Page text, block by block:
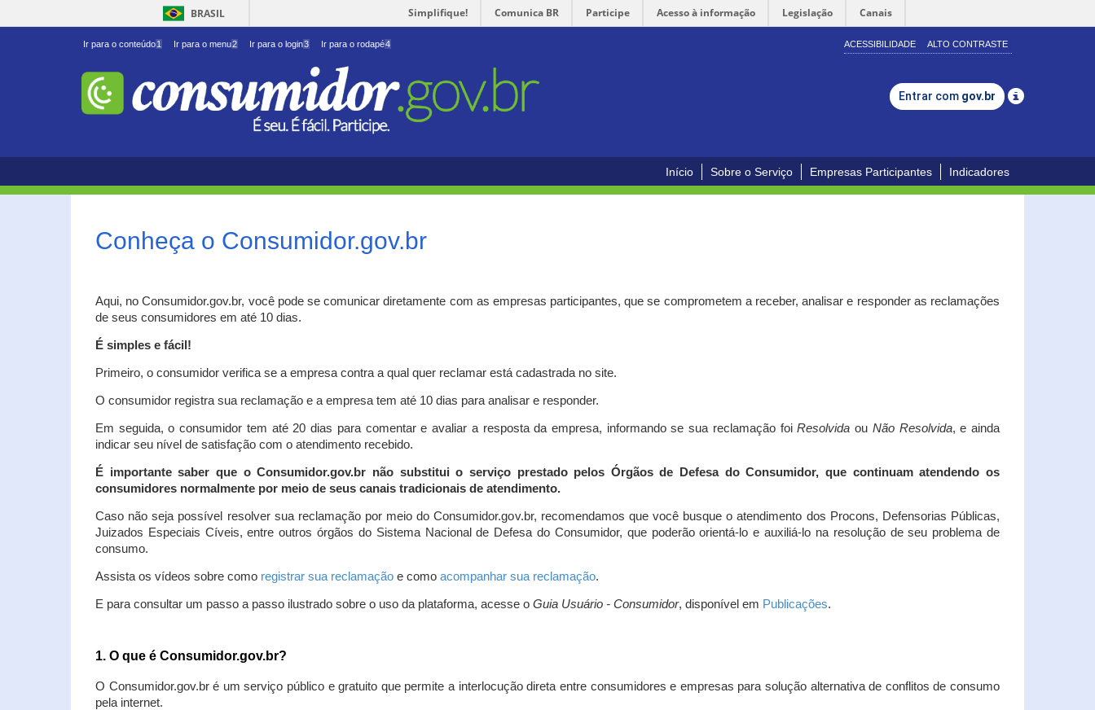
BRASIL Simplifique! Comunica BR Participe Acesso à informação Legislação Canais
Ir para o conteúdo1 Ir para o menu2 Ir para o login3 Ir para o rodapé4 ACESSIBILIDADE ALTO CONTRASTE
Entrar com gov.br
Início Sobre o Serviço Empresas Participantes Indicadores
Conheça o Consumidor.gov.br
Aqui, no Consumidor.gov.br, você pode se comunicar diretamente com as empresas participantes, que se comprometem a receber, analisar e responder as reclamações
de seus consumidores em até 10 dias.
É simples e fácil!
Primeiro, o consumidor verifica se a empresa contra a qual quer reclamar está cadastrada no site.
O consumidor registra sua reclamação e a empresa tem até 10 dias para analisar e responder.
Em seguida, o consumidor tem até 20 dias para comentar e avaliar a resposta da empresa, informando se sua reclamação foiResolvida ou Não Resolvida, e ainda
indicar seu nível de satisfação com o atendimento recebido.
É importante saber que o Consumidor.gov.br não substitui o serviço prestado pelos Órgãos de Defesa do Consumidor, que continuam atendendo os
consumidores normalmente por meio de seus canais tradicionais de atendimento.
Caso não seja possível resolver sua reclamação por meio do Consumidor.gov.br, recomendamos que você busque o atendimento dos Procons, Defensorias Públicas,
Juizados Especiais Cíveis, entre outros órgãos do Sistema Nacional de Defesa do Consumidor, que poderão orientá-lo e auxiliá-lo na resolução de seu problema de
consumo.
Assista os vídeos sobre como registrar sua reclamação e como acompanhar sua reclamação.
E para consultar um passo a passo ilustrado sobre o uso da plataforma, acesse o Guia Usuário - Consumidor, disponível em Publicações.
1. O que é Consumidor.gov.br?
O Consumidor.gov.br é um serviço público e gratuito que permite a interlocução direta entre consumidores e empresas para solução alternativa de conflitos de consumo
pela internet.